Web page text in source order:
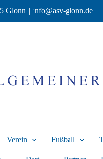
Glonn | info@asv-glonn.de
Verein Fußball